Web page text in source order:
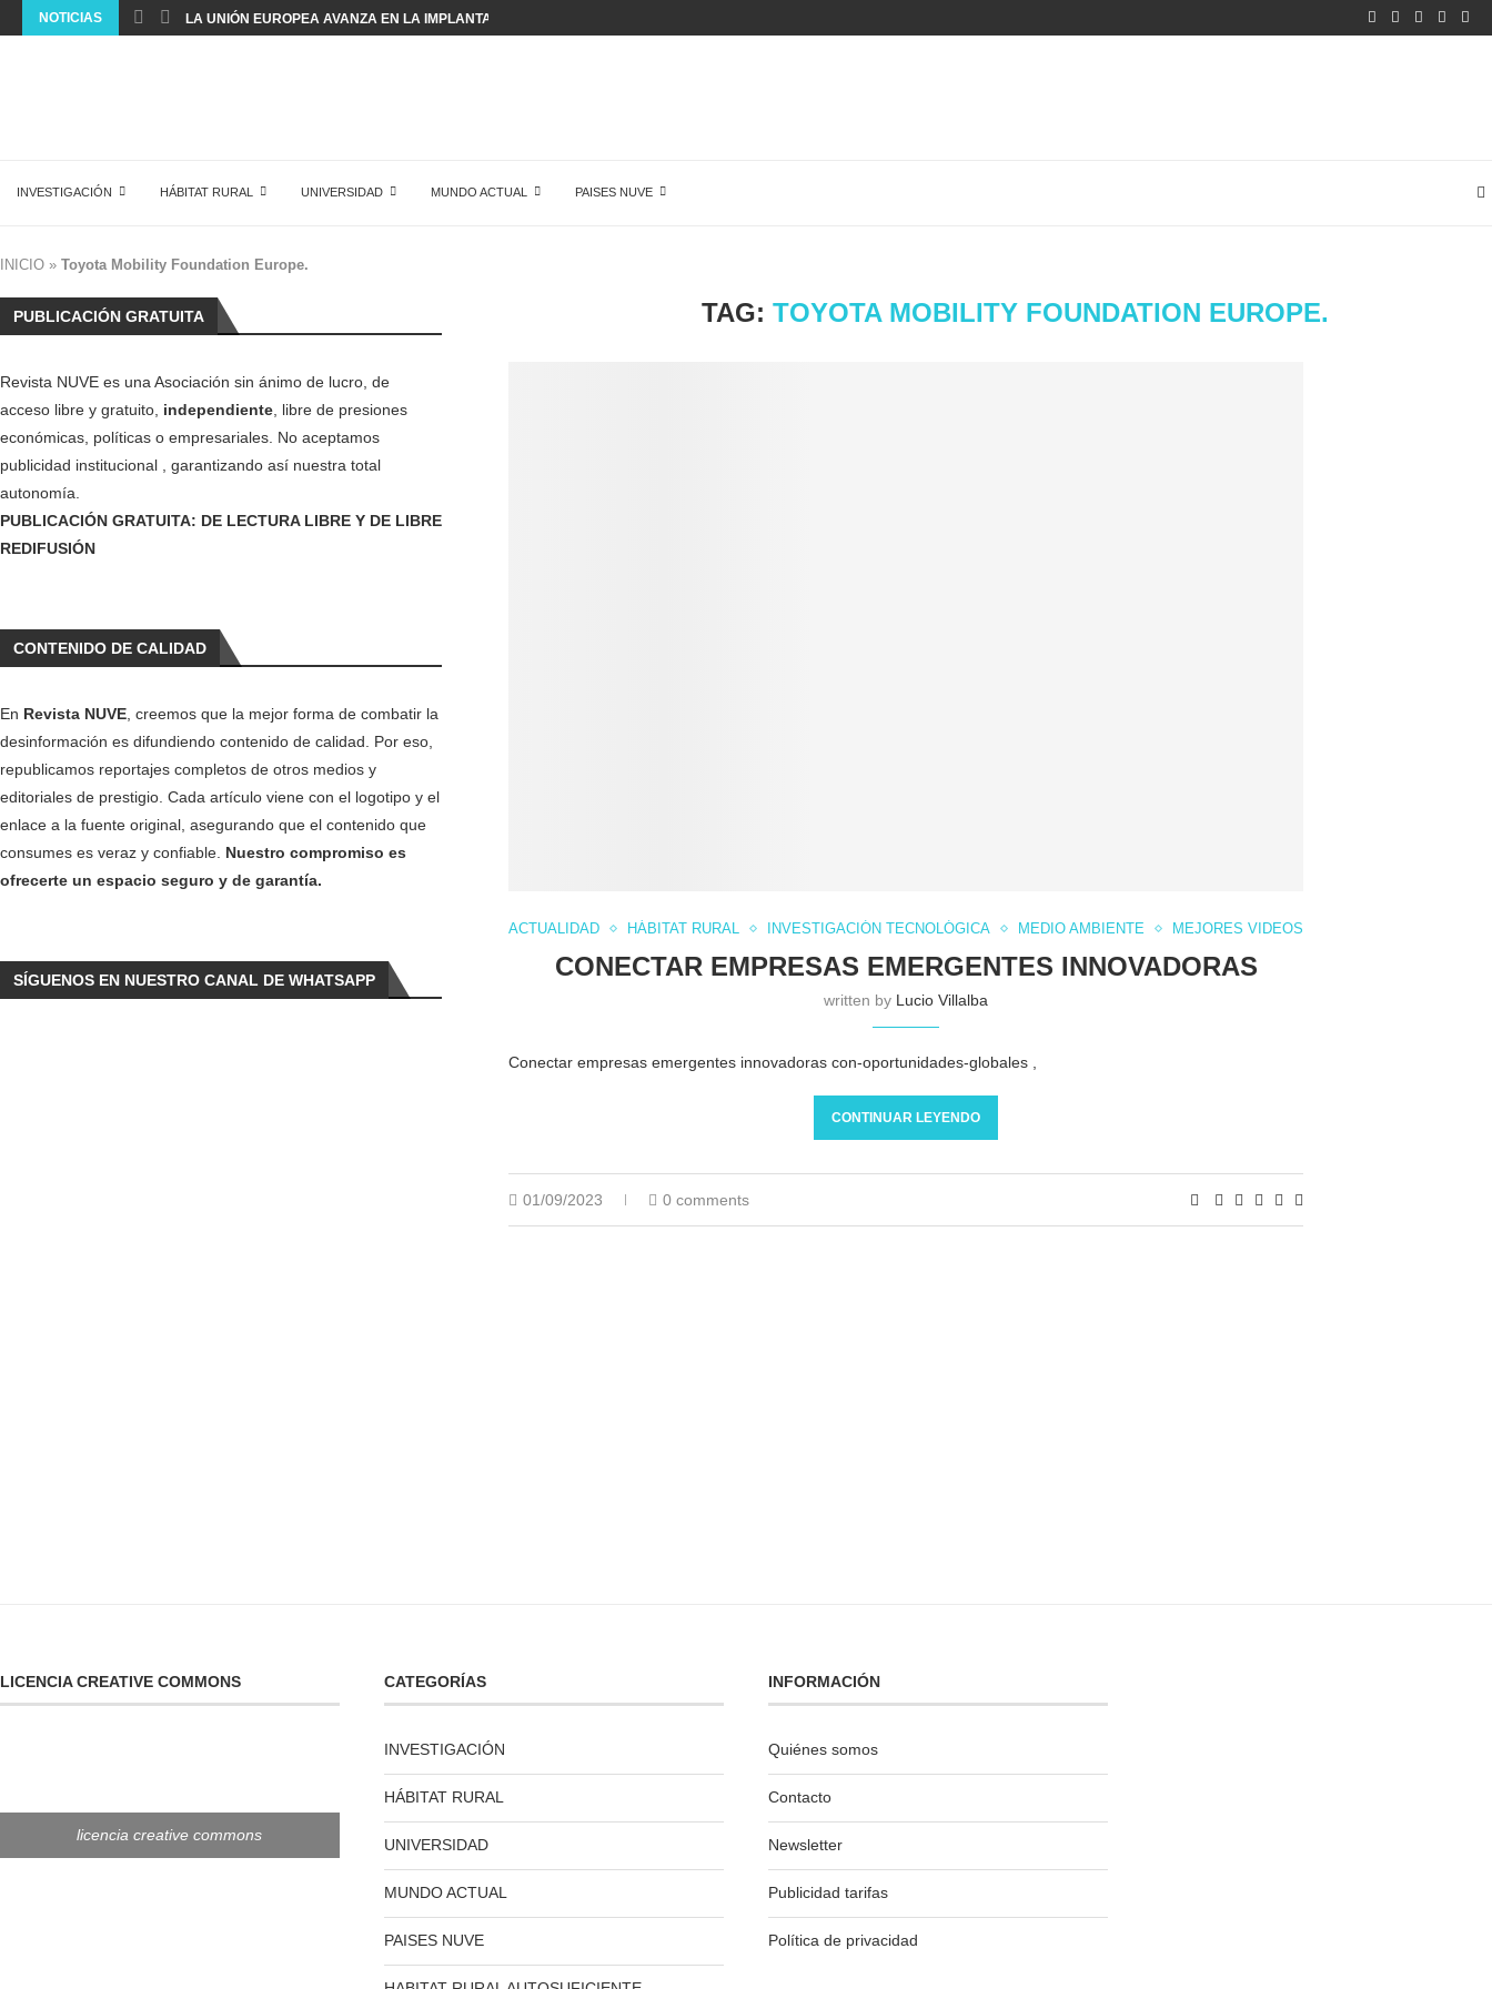
NOTICIAS LA UNIÓN EUROPEA AVANZA EN LA IMPLANTACIÓN DE...
INVESTIGACIÓN HÁBITAT RURAL UNIVERSIDAD MUNDO ACTUAL PAISES NUVE
INICIO » Toyota Mobility Foundation Europe.
TAG: TOYOTA MOBILITY FOUNDATION EUROPE.
ACTUALIDAD HÁBITAT RURAL INVESTIGACIÓN TECNOLÓGICA MEDIO AMBIENTE MEJORES VIDEOS
CONECTAR EMPRESAS EMERGENTES INNOVADORAS
written by Lucio Villalba
Conectar empresas emergentes innovadoras con-oportunidades-globales ,
CONTINUAR LEYENDO
01/09/2023 0 comments
PUBLICACIÓN GRATUITA
Revista NUVE es una Asociación sin ánimo de lucro, de
acceso libre y gratuito, independiente , libre de presiones
económicas, políticas o empresariales. No aceptamos
publicidad institucional , garantizando así nuestra total
autonomía.
PUBLICACIÓN GRATUITA: DE LECTURA LIBRE Y DE LIBRE
REDIFUSIÓN
CONTENIDO DE CALIDAD
En Revista NUVE , creemos que la mejor forma de combatir la
desinformación es difundiendo contenido de calidad. Por eso,
republicamos reportajes completos de otros medios y
editoriales de prestigio. Cada artículo viene con el logotipo y el
enlace a la fuente original, asegurando que el contenido que
consumes es veraz y confiable. Nuestro compromiso es
ofrecerte un espacio seguro y de garantía.
SÍGUENOS EN NUESTRO CANAL DE WHATSAPP
LICENCIA CREATIVE COMMONS
licencia creative commons
CATEGORÍAS
INVESTIGACIÓN
HÁBITAT RURAL
UNIVERSIDAD
MUNDO ACTUAL
PAISES NUVE
INFORMACIÓN
Quiénes somos
Contacto
Newsletter
Publicidad tarifas
Política de privacidad